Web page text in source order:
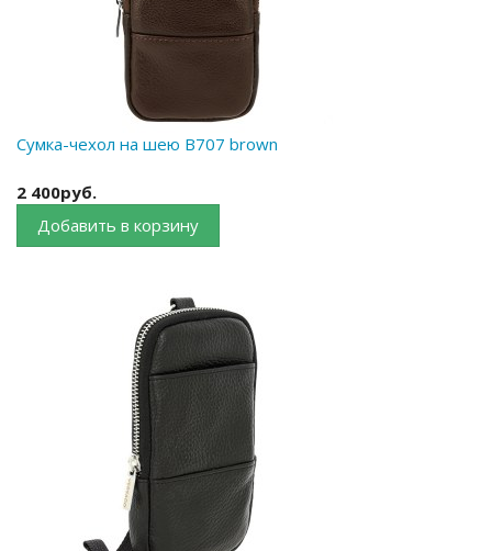
Сумка-чехол на шею B707 brown
2 400руб.
Добавить в корзину